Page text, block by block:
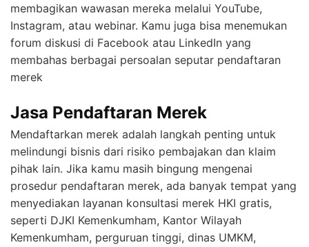
membagikan wawasan mereka melalui YouTube,
Instagram, atau webinar. Kamu juga bisa menemukan
forum diskusi di Facebook atau LinkedIn yang
membahas berbagai persoalan seputar pendaftaran
merek
Jasa Pendaftaran Merek
Mendaftarkan merek adalah langkah penting untuk
melindungi bisnis dari risiko pembajakan dan klaim
pihak lain. Jika kamu masih bingung mengenai
prosedur pendaftaran merek, ada banyak tempat yang
menyediakan layanan konsultasi merek HKI gratis,
seperti DJKI Kemenkumham, Kantor Wilayah
Kemenkumham, perguruan tinggi, dinas UMKM,